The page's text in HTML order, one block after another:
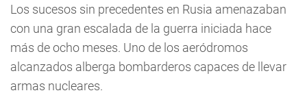
Los sucesos sin precedentes en Rusia amenazaban
con una gran escalada de la guerra iniciada hace
más de ocho meses. Uno de los aeródromos
alcanzados alberga bombarderos capaces de llevar
armas nucleares.